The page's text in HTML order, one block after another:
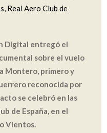
, Real Aero Club de
Digital entregó el
sobre el vuelo
Montero, primero y
reconocida por
se celebró en las
de España, en el
Vientos.